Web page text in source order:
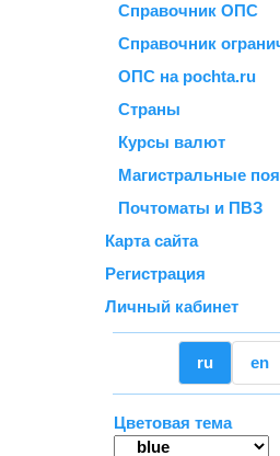
Справочник ОПС
Справочник
ОПС на pochta.ru
Страны
Курсы валют
Магистральные
Почтоматы и ПВЗ
Карта сайта
Регистрация
Личный кабинет
ru en
Цветовая тема